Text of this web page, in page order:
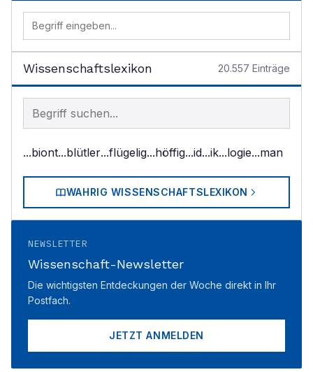
Wissenschaftslexikon 20.557 Einträge
Begriff im Lexikon suchen
...biont...blütler...flügelig...höffig...id...ik...logie...man
WAHRIG WISSENSCHAFTSLEXIKON
NEWSLETTER
Wissenschaft-Newsletter
Die wichtigsten Entdeckungen der Woche direkt in Ihr
Postfach.
JETZT ANMELDEN